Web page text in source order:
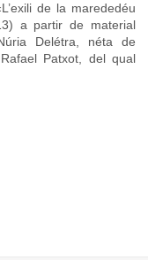
de la marededéu
a partir de material
Delétra, néta de
Patxot, del qual